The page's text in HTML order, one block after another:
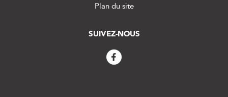
Plan du site
SUIVEZ-NOUS